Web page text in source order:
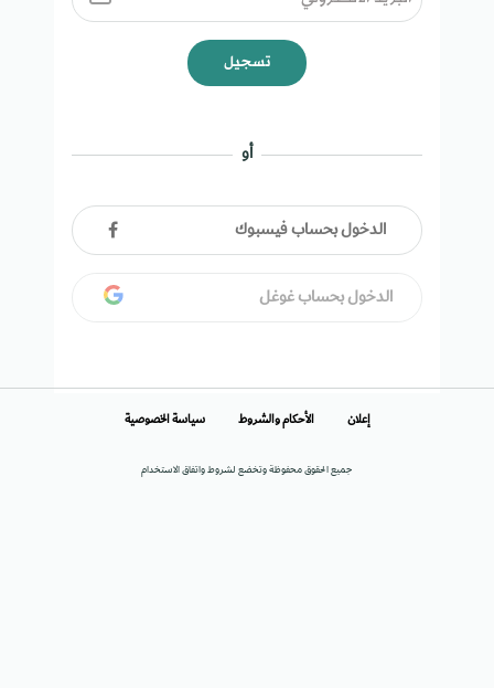
تسجيل
أو
الدخول بحساب فيسبوك
الدخول بحساب غوغل
جميع الحقوق محفوظة وتخضع لشروط واتفاق الاستخدام
إعلان الأحكام والشروط سياسة الخصوصية